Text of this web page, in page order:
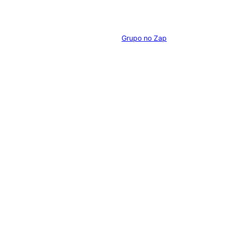
Grupo no Zap